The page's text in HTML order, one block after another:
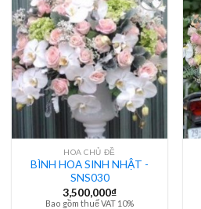
HOA CHỦ ĐỀ
BÌNH HOA SINH NHẬT -
SNS030
3,500,000₫
Bao gồm thuế VAT 10%